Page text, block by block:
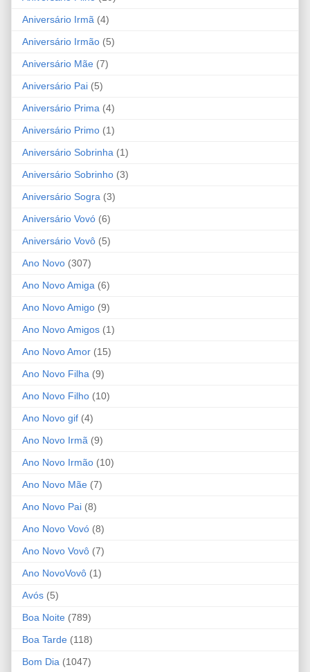
Aniversário Irmã (4)
Aniversário Irmão (5)
Aniversário Mãe (7)
Aniversário Pai (5)
Aniversário Prima (4)
Aniversário Primo (1)
Aniversário Sobrinha (1)
Aniversário Sobrinho (3)
Aniversário Sogra (3)
Aniversário Vovó (6)
Aniversário Vovô (5)
Ano Novo (307)
Ano Novo Amiga (6)
Ano Novo Amigo (9)
Ano Novo Amigos (1)
Ano Novo Amor (15)
Ano Novo Filha (9)
Ano Novo Filho (10)
Ano Novo gif (4)
Ano Novo Irmã (9)
Ano Novo Irmão (10)
Ano Novo Mãe (7)
Ano Novo Pai (8)
Ano Novo Vovó (8)
Ano Novo Vovô (7)
Ano NovoVovô (1)
Avós (5)
Boa Noite (789)
Boa Tarde (118)
Bom Dia (1047)